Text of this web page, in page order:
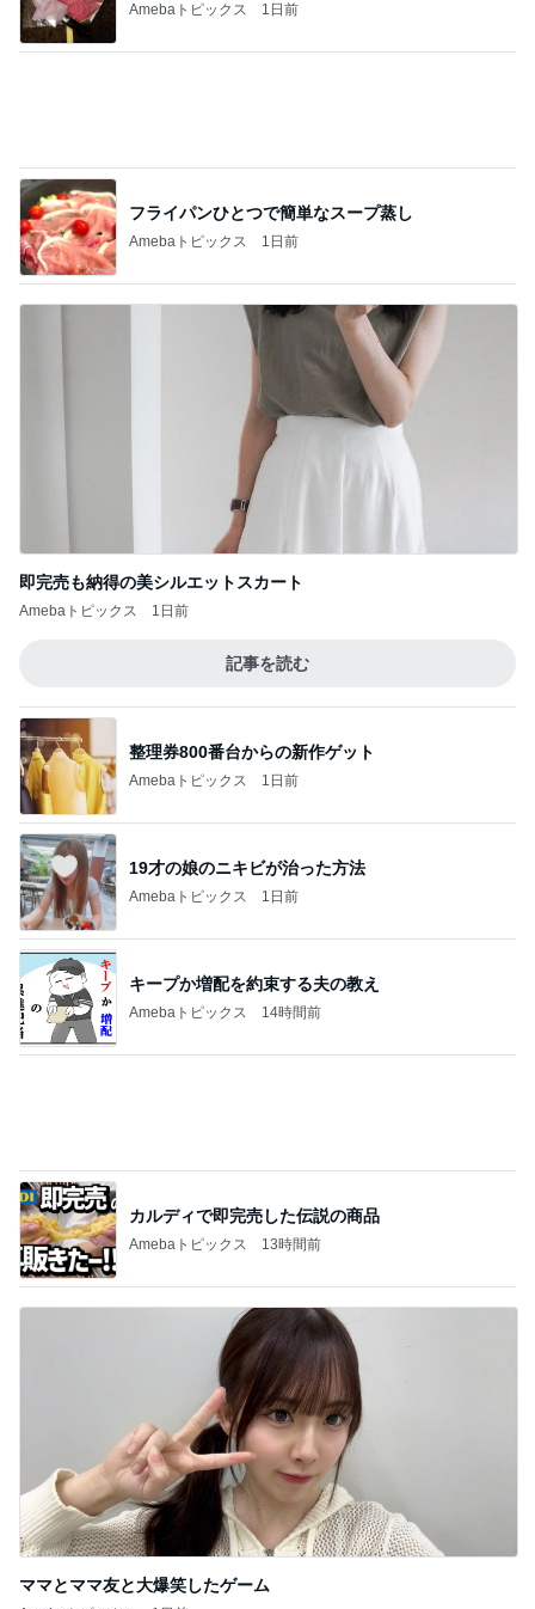
Amebaトピックス 1日前
フライパンひとつで簡単なスープ蒸し
Amebaトピックス 1日前
即完売も納得の美シルエットスカート
Amebaトピックス 1日前
記事を読む
整理券800番台からの新作ゲット
Amebaトピックス 1日前
19才の娘のニキビが治った方法
Amebaトピックス 1日前
キープか増配を約束する夫の教え
Amebaトピックス 14時間前
カルディで即完売した伝説の商品
Amebaトピックス 13時間前
ママとママ友と大爆笑したゲーム